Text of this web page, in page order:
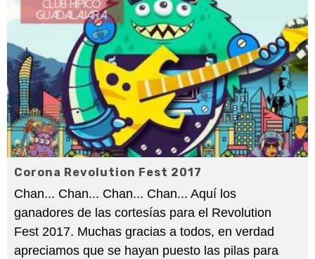
Corona Revolution Fest 2017
Chan... Chan... Chan... Chan... Aquí los
ganadores de las cortesías para el Revolution
Fest 2017. Muchas gracias a todos, en verdad
apreciamos que se hayan puesto las pilas para